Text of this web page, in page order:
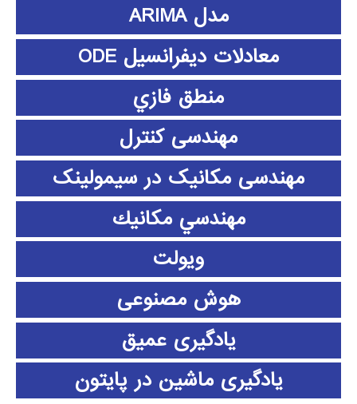
مدل ARIMA
معادلات دیفرانسیل ODE
منطق فازي
مهندسی کنترل
مهندسی مکانیک در سیمولینک
مهندسي مكانيك
ویولت
هوش مصنوعی
یادگیری عمیق
یادگیری ماشین در پایتون